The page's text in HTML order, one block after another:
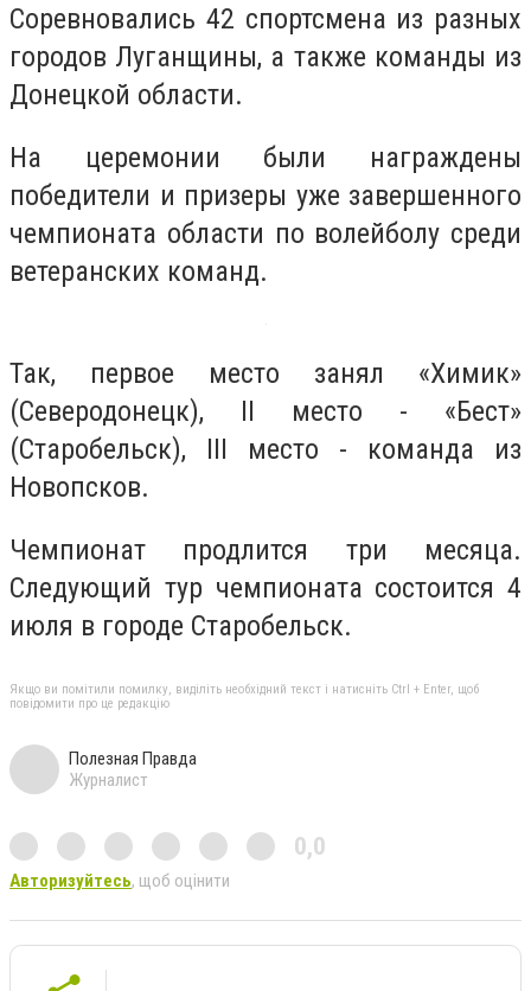
Соревновались 42 спортсмена из разных
городов Луганщины, а также команды из
Донецкой области.
На церемонии были награждены
победители и призеры уже завершенного
чемпионата области по волейболу среди
ветеранских команд.
Так, первое место занял «Химик»
(Северодонецк), II место - «Бест»
(Старобельск), III место - команда из
Новопсков.
Чемпионат продлится три месяца.
Следующий тур чемпионата состоится 4
июля в городе Старобельск.
Якщо ви помітили помилку, виділіть необхідний текст і натисніть Ctrl + Enter, щоб
повідомити про це редакцію
Полезная Правда
Журналист
0,0
Авторизуйтесь, щоб оцінити